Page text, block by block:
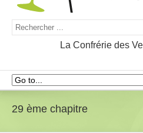
La Confrérie des
29 ème chapitre